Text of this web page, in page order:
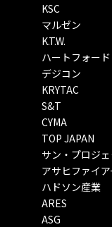
KSC
マルゼン
K.T.W.
ハートフォード
デジコン
KRYTAC
S&T
CYMA
TOP JAPAN
サン・プロジ
アサヒファイ
ハドソン産業
ARES
ASG